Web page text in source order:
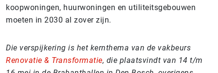
koopwoningen, huurwoningen en utiliteitsgebouwen
moeten in 2030 al zover zijn.
Die verspijkering is het kernthema van de vakbeurs
Renovatie & Transformatie, die plaatsvindt van 14 t/m